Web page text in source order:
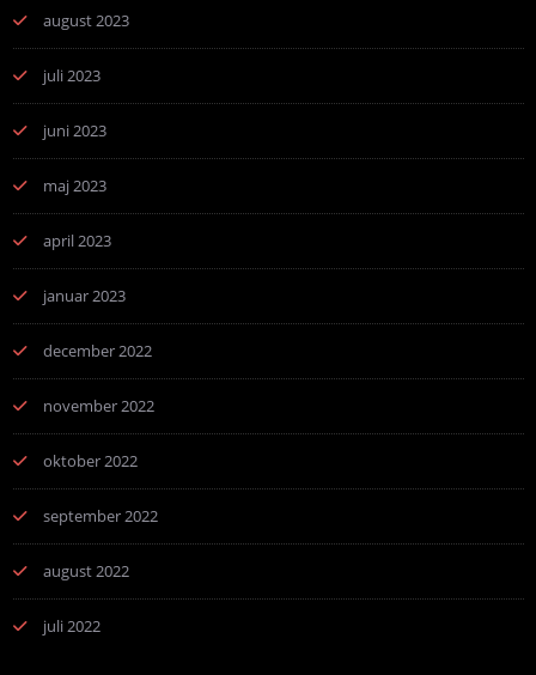
august 2023
juli 2023
juni 2023
maj 2023
april 2023
januar 2023
december 2022
november 2022
oktober 2022
september 2022
august 2022
juli 2022